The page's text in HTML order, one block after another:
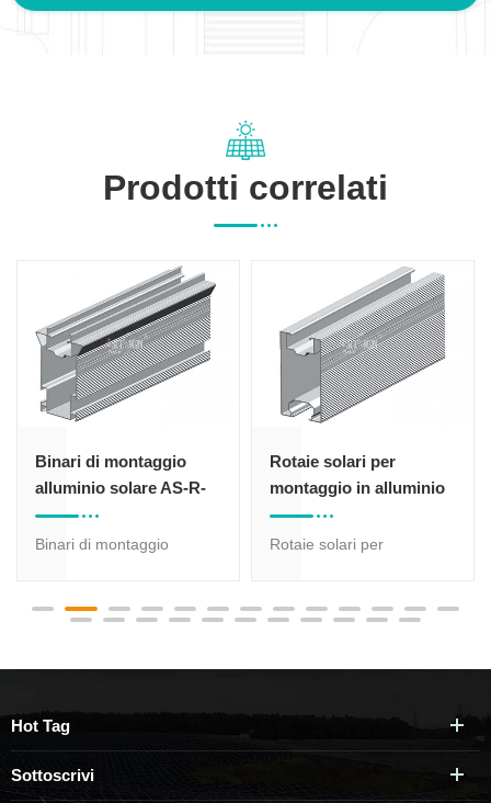
Prodotti correlati
Binari di montaggio
alluminio solare AS-R-
17 #
Binari di montaggio
per il sistema di montaggio
Rotaie solari per
montaggio in alluminio
AS-R-20 #
Rotaie solari per
principalmente per il
e ambiente di carico della
neve, con anodizzazione
Trattamento, è Corrosione
Hot Tag
Sottoscrivi